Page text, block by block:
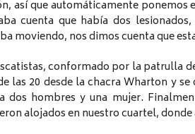
así que automáticamente
cuenta que había dos
moviendo, nos dimos cuenta que
conformado por la patrulla
las 20 desde la chacra Wharton y
dos hombres y una mujer.
alojados en nuestro cuartel,